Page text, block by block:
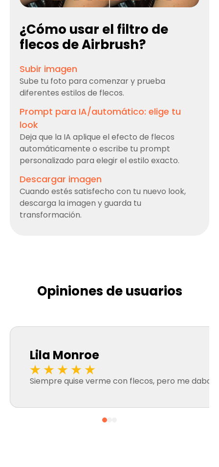
¿Cómo usar el filtro de
flecos de Airbrush?
Subir imagen
Sube tu foto para comenzar y prueba
diferentes estilos de flecos.
Prompt para IA/automático: elige tu
look
Deja que la IA aplique el efecto de flecos
automáticamente o escribe tu prompt
personalizado para elegir el estilo exacto.
Descargar imagen
Cuando estés satisfecho con tu nuevo look,
descarga la imagen y guarda tu
transformación.
Opiniones de usuarios
Lila Monroe
Siempre quise verme con flecos, pero me daba